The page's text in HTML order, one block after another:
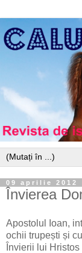
09 aprilie 2012
Învierea
Apostolul Ioan,
ochii trupești și
Învierii lui